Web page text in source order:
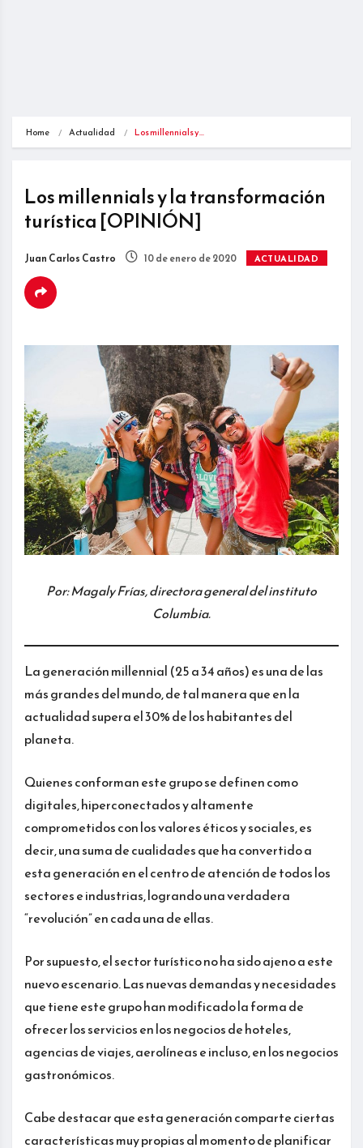
Home Actualidad Los millennials y…
Los millennials y la transformación
turística [OPINIÓN]
Juan Carlos Castro 10 de enero de 2020 ACTUALIDAD
Por: Magaly Frías, directora general del instituto
Columbia.
La generación millennial (25 a 34 años) es una de las
más grandes del mundo, de tal manera que en la
actualidad supera el 30% de los habitantes del
planeta.
Quienes conforman este grupo se definen como
digitales, hiperconectados y altamente
comprometidos con los valores éticos y sociales, es
decir, una suma de cualidades que ha convertido a
esta generación en el centro de atención de todos los
sectores e industrias, logrando una verdadera
“revolución” en cada una de ellas.
Por supuesto, el sector turístico no ha sido ajeno a este
nuevo escenario. Las nuevas demandas y necesidades
que tiene este grupo han modificado la forma de
ofrecer los servicios en los negocios de hoteles,
agencias de viajes, aerolíneas e incluso, en los negocios
gastronómicos.
Cabe destacar que esta generación comparte ciertas
características muy propias al momento de planificar